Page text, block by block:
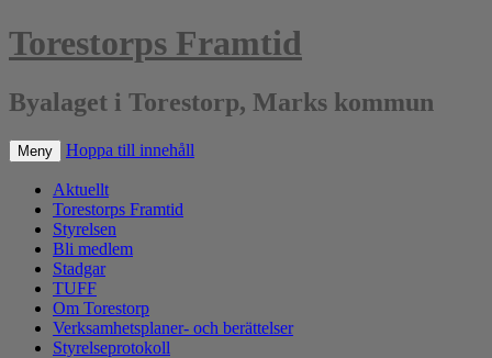
Torestorps Framtid
Byalaget i Torestorp, Marks kommun
Meny Hoppa till innehåll
Aktuellt
Torestorps Framtid
Styrelsen
Bli medlem
Stadgar
TUFF
Om Torestorp
Verksamhetsplaner- och berättelser
Styrelseprotokoll